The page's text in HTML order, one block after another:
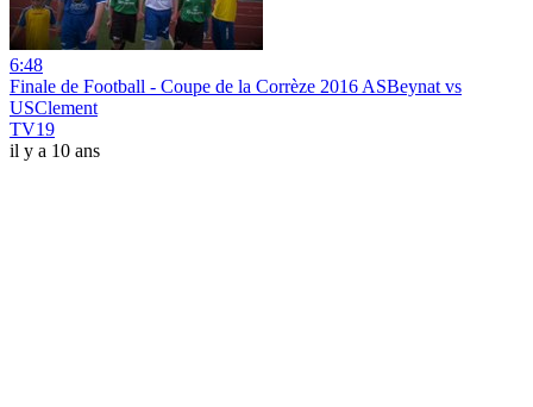
6:48
Finale de Football - Coupe de la Corrèze 2016 ASBeynat vs
USClement
TV19
il y a 10 ans